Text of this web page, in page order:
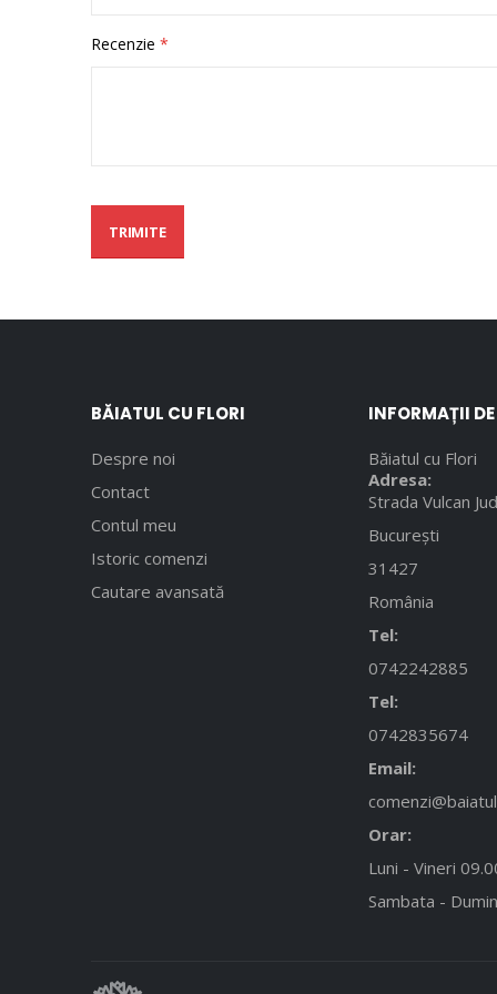
Recenzie
TRIMITE
BĂIATUL CU FLORI
Despre noi
Contact
Contul meu
Istoric comenzi
Cautare avansată
INFORMAȚII
Băiatul cu Flori
Adresa:
Strada Vulcan
București
31427
România
Tel:
0742242885
Tel:
0742835674
Email:
Orar:
Luni - Vineri
Sambata -